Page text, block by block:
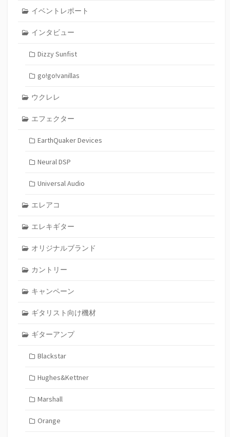
イベントレポート
インタビュー
Dizzy Sunfist
go!go!vanillas
ウクレレ
エフェクター
EarthQuaker Devices
Neural DSP
Universal Audio
エレアコ
エレキギター
オリジナルブランド
カントリー
キャンペーン
ギタリスト向け機材
ギターアンプ
Blackstar
Hughes&Kettner
Marshall
Orange